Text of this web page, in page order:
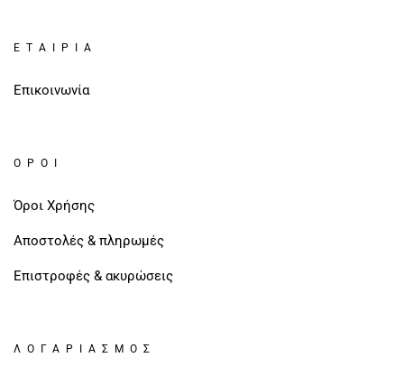
ΕΤΑΙΡΊΑ
Επικοινωνία
ΌΡΟΙ
Όροι Χρήσης
Αποστολές & πληρωμές
Επιστροφές & ακυρώσεις
ΛΟΓΑΡΙΑΣΜΌΣ